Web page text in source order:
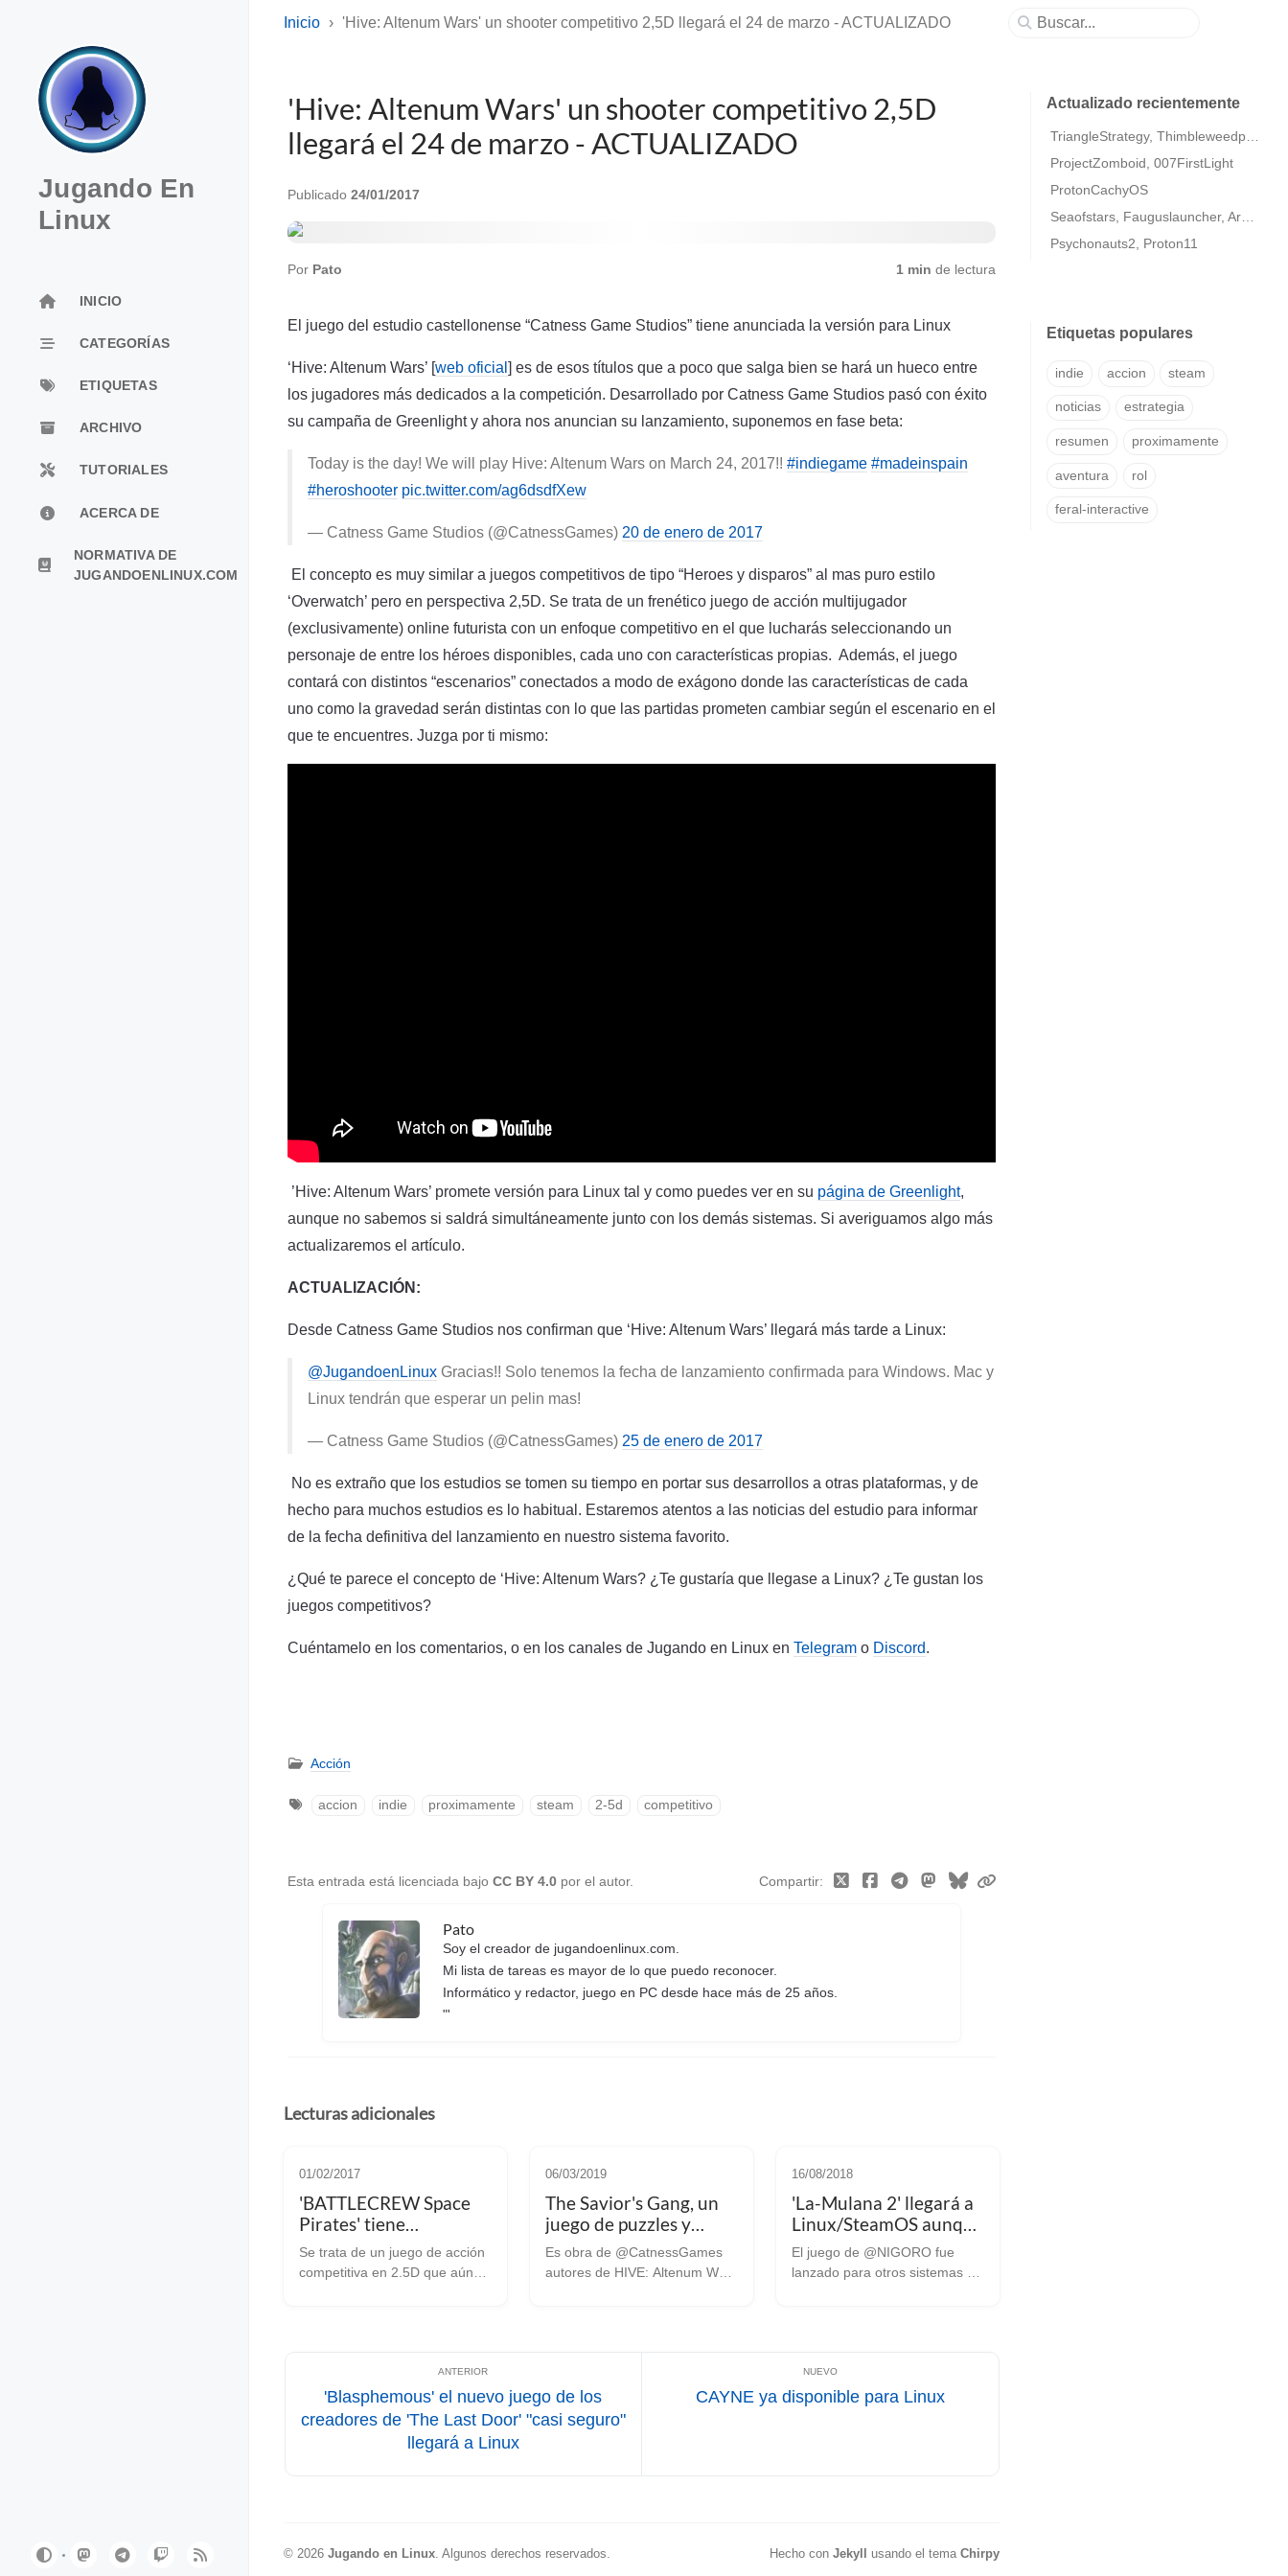
Jugando En
Linux
INICIO
CATEGORÍAS
ETIQUETAS
ARCHIVO
TUTORIALES
ACERCA DE
NORMATIVA DE
JUGANDOENLINUX.COM
Inicio 'Hive: Altenum Wars' un shooter competitivo 2,5D llegará el 24 de marzo - ACTUALIZADO
'Hive: Altenum Wars' un shooter competitivo 2,5D
llegará el 24 de marzo - ACTUALIZADO
Publicado 24/01/2017
Por Pato 1 min de lectura
El juego del estudio castellonense “Catness Game Studios” tiene anunciada la versión para Linux
‘Hive: Altenum Wars’ [web oficial] es de esos títulos que a poco que salga bien se hará un hueco entre
los jugadores más dedicados a la competición. Desarrollado por Catness Game Studios pasó con éxito
su campaña de Greenlight y ahora nos anuncian su lanzamiento, suponemos en fase beta:
Today is the day! We will play Hive: Altenum Wars on March 24, 2017!! #indiegame #madeinspain
#heroshooter pic.twitter.com/ag6dsdfXew
— Catness Game Studios (@CatnessGames) 20 de enero de 2017
El concepto es muy similar a juegos competitivos de tipo “Heroes y disparos” al mas puro estilo
‘Overwatch’ pero en perspectiva 2,5D. Se trata de un frenético juego de acción multijugador
(exclusivamente) online futurista con un enfoque competitivo en el que lucharás seleccionando un
personaje de entre los héroes disponibles, cada uno con características propias. Además, el juego
contará con distintos “escenarios” conectados a modo de exágono donde las características de cada
uno como la gravedad serán distintas con lo que las partidas prometen cambiar según el escenario en el
que te encuentres. Juzga por ti mismo:
’Hive: Altenum Wars’ promete versión para Linux tal y como puedes ver en su página de Greenlight,
aunque no sabemos si saldrá simultáneamente junto con los demás sistemas. Si averiguamos algo más
actualizaremos el artículo.
ACTUALIZACIÓN:
Desde Catness Game Studios nos confirman que ‘Hive: Altenum Wars’ llegará más tarde a Linux:
@JugandoenLinux Gracias!! Solo tenemos la fecha de lanzamiento confirmada para Windows. Mac y
Linux tendrán que esperar un pelin mas!
— Catness Game Studios (@CatnessGames) 25 de enero de 2017
No es extraño que los estudios se tomen su tiempo en portar sus desarrollos a otras plataformas, y de
hecho para muchos estudios es lo habitual. Estaremos atentos a las noticias del estudio para informar
de la fecha definitiva del lanzamiento en nuestro sistema favorito.
¿Qué te parece el concepto de ‘Hive: Altenum Wars? ¿Te gustaría que llegase a Linux? ¿Te gustan los
juegos competitivos?
Cuéntamelo en los comentarios, o en los canales de Jugando en Linux en Telegram o Discord.
Acción
accion indie proximamente steam 2-5d competitivo
Esta entrada está licenciada bajo CC BY 4.0 por el autor. Compartir
Pato
Soy el creador de jugandoenlinux.com.
Mi lista de tareas es mayor de lo que puedo reconocer.
Informático y redactor, juego en PC desde hace más de 25 años.
"'
Actualizado recientemente
ProjectZomboid, 007FirstLight
ProtonCachyOS
Psychonauts2, Proton11
Etiquetas populares
indie accion steam
noticias estrategia
resumen proximamente
aventura rol
feral-interactive
Lecturas adicionales
01/02/2017
'BATTLECREW Space
Pirates' tiene
posibilidades de llegar a
Linux
Se trata de un juego de acción
competitiva en 2.5D que aún
que habían posibilidades de
que ‘BATT...
06/03/2019
The Savior's Gang, un
juego de puzzles y
trampas llega a
Linux/SteamOS
Es obra de @CatnessGames
autores de HIVE: Altenum Wars
un juego de...
16/08/2018
'La-Mulana 2' llegará a
Linux/SteamOS aunque
aún no hay fecha de
lanzamiento
El juego de @NIGORO fue
lanzado para otros sistemas el
entrega de la saga
desarrollada...
'Blasphemous' el nuevo juego de los
creadores de 'The Last Door' "casi seguro"
llegará a Linux
CAYNE ya disponible para Linux
© 2026 Jugando en Linux. Algunos derechos reservados. Hecho con Jekyll usando el tema Chirpy